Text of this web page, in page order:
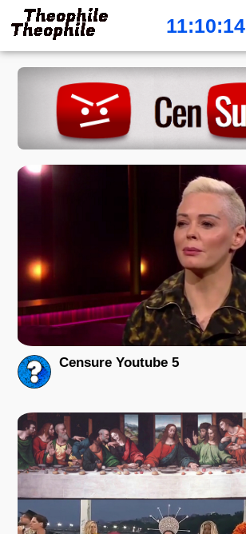
11:10:14
Censure Youtube 5